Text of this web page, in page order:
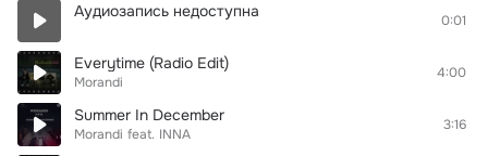
Аудиозапись недоступна 0:01
Everytime (Radio Edit)
Morandi
4:00
Summer In December
Morandi feat. INNA
3:16